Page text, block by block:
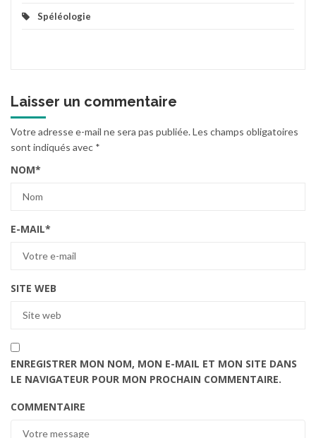
Spéléologie
Laisser un commentaire
Votre adresse e-mail ne sera pas publiée.Les champs obligatoires
sont indiqués avec *
NOM*
E-MAIL*
SITE WEB
ENREGISTRER MON NOM, MON E-MAIL ET MON SITE DANS
LE NAVIGATEUR POUR MON PROCHAIN COMMENTAIRE.
COMMENTAIRE